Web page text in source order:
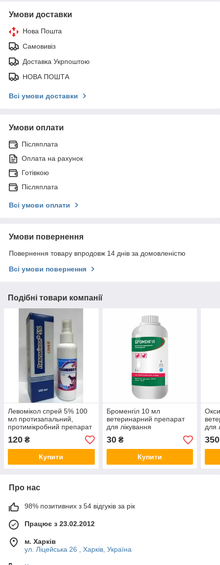
Умови доставки
Нова Пошта
Самовивіз
Доставка Укрпоштою
НОВА ПОШТА
Всі умови доставки
Умови оплати
Післяплата
Оплата на рахунок
Готівкою
Післяплата
Всі умови оплати
Умови повернення
Повернення товару впродовж 14 днів за домовленістю
Всі умови повернення
Подібні товари компанії
Левомікол спрей 5% 100
мл протизапальний,
протимікробний препарат
для лікування ран у
тварин
120 ₴
Купити
Броменгіл 10 мл
ветеринарний препарат
для лікування
захворювань органів
дихання у птиці
30₴
Купити
для
350
Про нас
98% позитивних з 54 відгуків за рік
Працює з 23.02.2012
м. Харків
ул. Ліцейська 26 , Харків, Україна